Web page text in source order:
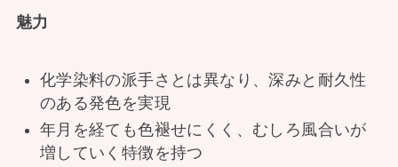
魅力
化学染料の派手さとは異なり、深みと耐久性
のある発色を実現
年月を経ても色褪せにくく、むしろ風合いが
増していく特徴を持つ